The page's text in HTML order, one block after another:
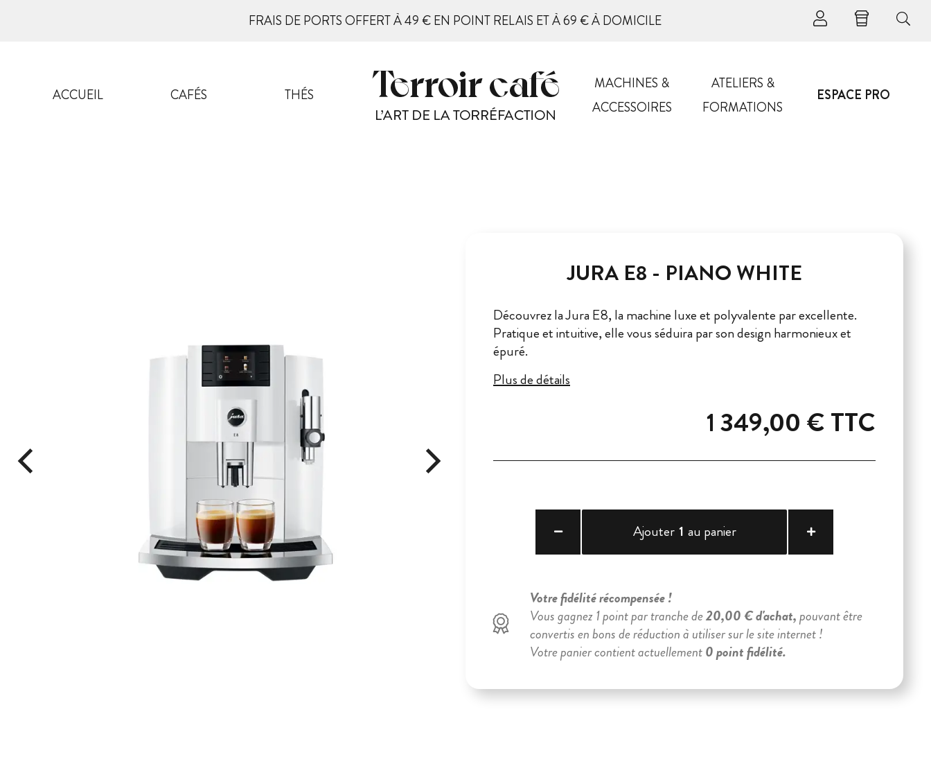
FRAIS DE PORTS OFFERT À 49 € EN POINT RELAIS ET À 69 € À DOMICILE
ACCUEIL CAFÉS THÉS
MACHINES &
ACCESSOIRES
ATELIERS &
FORMATIONS
ESPACE PRO
JURA E8 - PIANO WHITE
Découvrez la Jura E8, la machine luxe et polyvalente par excellente.
Pratique et intuitive, elle vous séduira par son design harmonieux et
épuré.
Plus de détails
1 349,00 €TTC
Ajouter 1 au panier
Votre fidélité récompensée !
Vous gagnez 1 point par tranche de20,00 € d'achat,pouvant être
convertis en bons de réduction à utiliser sur le site internet !
Votre panier contient actuellement0 point fidélité.